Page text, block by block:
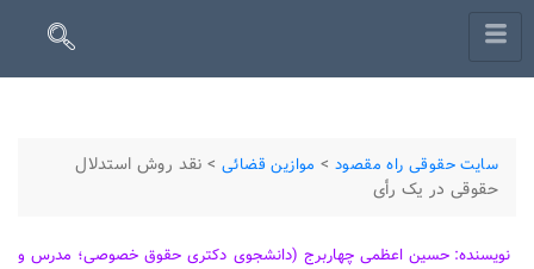
سایت حقوقی راه مقصود > موازین قضائی > نقد روش استدلال
حقوقی در یک رأی
نویسنده: حسین اعظمی چهاربرج (دانشجوی دکتری حقوق خصوصی؛ مدرس و